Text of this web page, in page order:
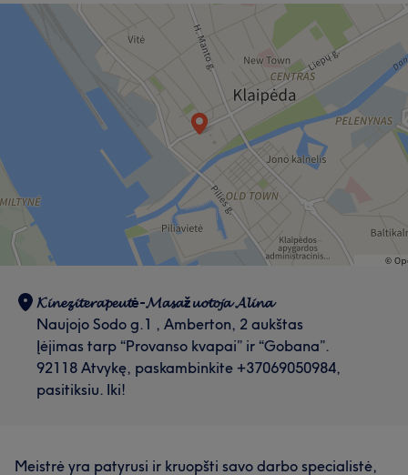
𝓚𝓲𝓷𝓮𝔃𝓲𝓽𝓮𝓻𝓪𝓹𝓮𝓾𝓽ė-𝓜𝓪𝓼𝓪ž𝓾𝓸𝓽𝓸𝓳𝓪 𝓐𝓵𝓲𝓷𝓪
Naujojo Sodo g.1 , Amberton, 2 aukštas
Įėjimas tarp “Provanso kvapai” ir “Gobana”.
92118 Atvykę, paskambinkite +37069050984,
pasitiksiu. Iki!
Meistrė yra patyrusi ir kruopšti savo darbo specialistė,